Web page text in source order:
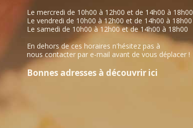
Le mercredi de 10h00 à 12h00 et de 14h00 à 18h00
Le vendredi de 10h00 à 12h00 et de 14h00 à 18h00
Le samedi de 10h00 à 12h00 et de 14h00 à 18h00
En dehors de ces horaires n'hésitez pas à
nous contacter par e-mail avant de vous déplacer !
Bonnes adresses à découvrir ici